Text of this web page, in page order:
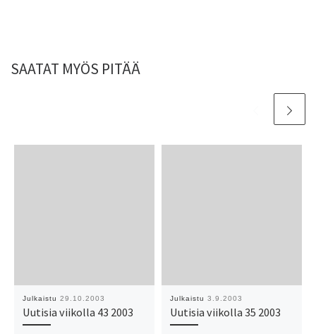
SAATAT MYÖS PITÄÄ
Julkaistu 29.10.2003
Uutisia viikolla 43 2003
Julkaistu 3.9.2003
Uutisia viikolla 35 2003